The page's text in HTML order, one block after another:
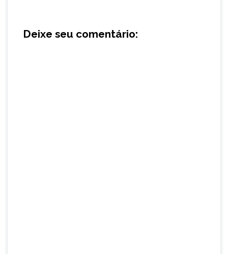
Deixe seu comentário: